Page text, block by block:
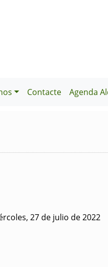
Contacte Agenda
27 de julio de 2022